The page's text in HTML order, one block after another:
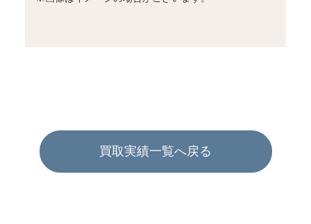
買取実績一覧へ戻る